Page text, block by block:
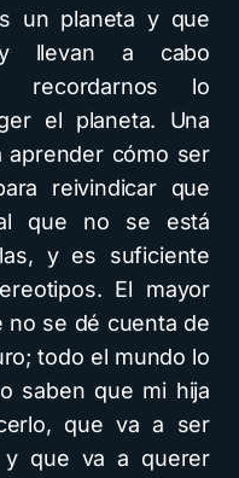
un planeta y que
y llevan a cabo
recordarnos lo
el planeta. Una
aprender cómo ser
reivindicar que
que no se está
y es suficiente
El mayor
no se dé cuenta de
todo el mundo lo
saben que mi hija
que va a ser
y que va a querer